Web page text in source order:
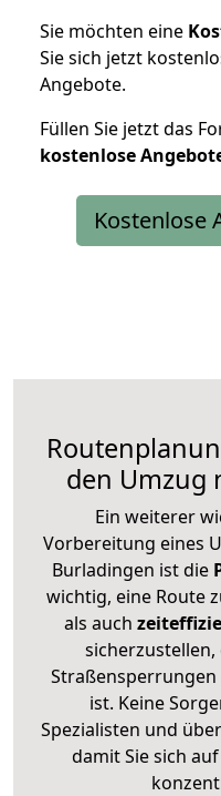
Sie möchten eine
Sie sich jetzt
Angebote.
Füllen Sie jetzt das
kostenlose
Kostenlose
den Umzug
Ein weiterer
Vorbereitung eines
Burladingen ist die
wichtig, eine Route
als auch
sicherzustellen,
ist. Keine
Spezialisten und
damit Sie sich